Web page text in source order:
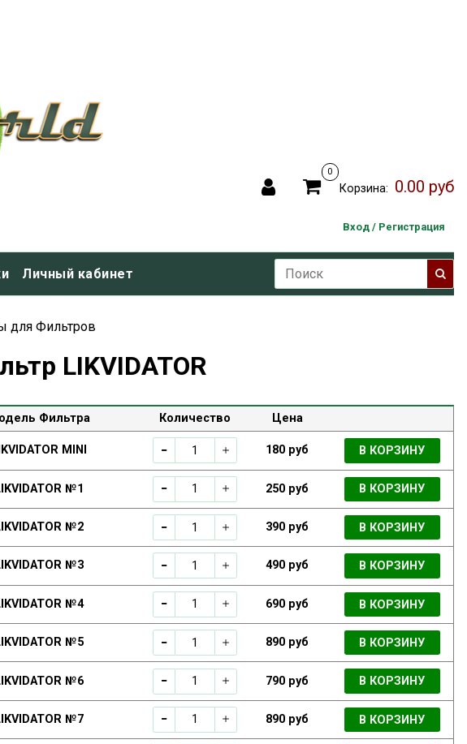
0
Корзина: 0.00 руб
Вход / Регистрация
Личный кабинет
для Фильтров
LIKVIDATOR
Фильтра Количество Цена
MINI 180 руб В КОРЗИНУ
№1 250 руб В КОРЗИНУ
№2 390 руб В КОРЗИНУ
№3 490 руб В КОРЗИНУ
№4 690 руб В КОРЗИНУ
№5 890 руб В КОРЗИНУ
№6 790 руб В КОРЗИНУ
№7 890 руб В КОРЗИНУ